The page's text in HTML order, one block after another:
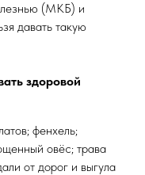
(МКБ) и
давать такую
здоровой
фенхель;
овёс; трава
от дорог и выгула